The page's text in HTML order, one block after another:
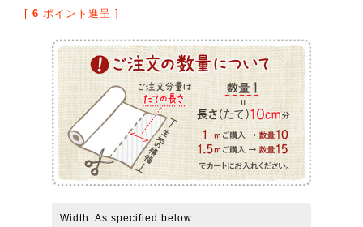
[ 6 ポイント進呈 ]
Width: As specified below